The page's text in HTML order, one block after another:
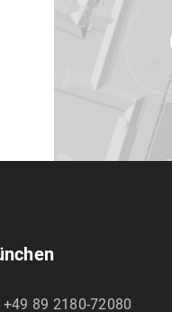
+49 89 2180-72080